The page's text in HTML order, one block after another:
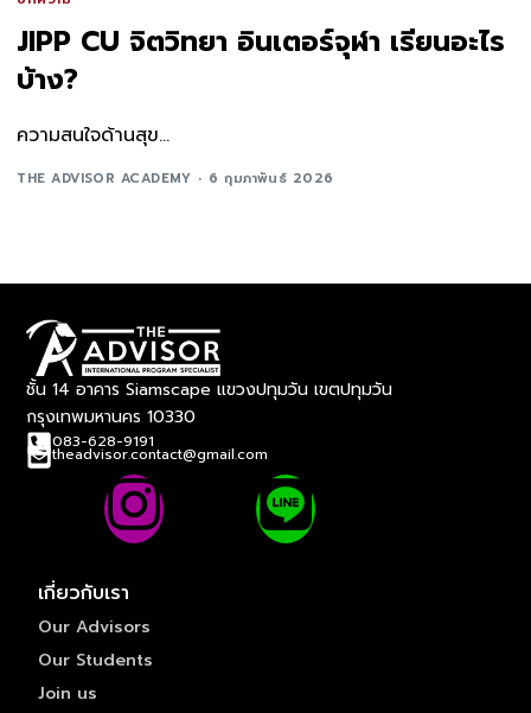
JIPP CU จิตวิทยา อินเตอร์จุฬา เรียนอะไร
บ้าง?
ความสนใจด้านสุข...
THE ADVISOR ACADEMY 6 กุมภาพันธ์ 2026
ชั้น 14 อาคาร Siamscape แขวงปทุมวัน เขตปทุมวัน
กรุงเทพมหานคร 10330
083-628-9191
theadvisor.contact@gmail.com
เกี่ยวกับเรา
Our Advisors
Our Students
Join us